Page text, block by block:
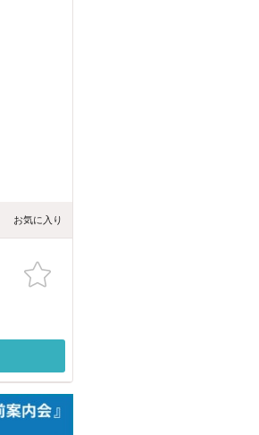
お気に入り